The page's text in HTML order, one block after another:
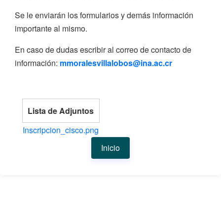
Se le enviarán los formularios y demás información
importante al mismo.
En caso de dudas escribir al correo de contacto de
información: mmoralesvillalobos@ina.ac.cr
Lista de Adjuntos
Inscripcion_cisco.png
Inicio